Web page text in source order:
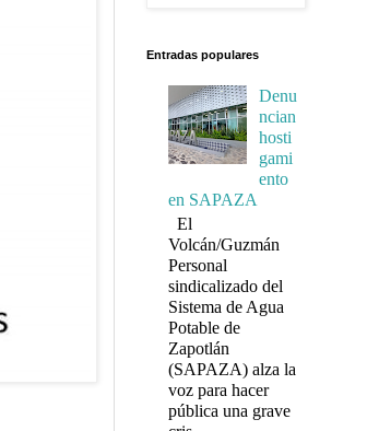
Entradas populares
Denu
ncian
hosti
gami
ento
en SAPAZA
El
Volcán/Guzmán
Personal
sindicalizado del
Sistema de Agua
Potable de
Zapotlán
(SAPAZA) alza la
voz para hacer
pública una grave